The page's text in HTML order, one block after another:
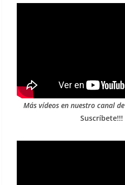
Más vídeos en nuestro canal de
Suscríbete!!!